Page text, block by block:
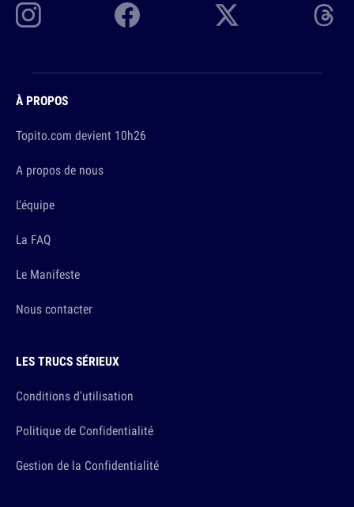
À PROPOS
Topito.com devient 10h26
A propos de nous
L'équipe
La FAQ
Le Manifeste
Nous contacter
LES TRUCS SÉRIEUX
Conditions d'utilisation
Politique de Confidentialité
Gestion de la Confidentialité